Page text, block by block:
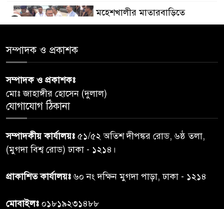
মহেশখালীর মাতারবাড়িতে
পৌঁছেছেন প্রধানমন্ত্রী
৬
গাজার ধ্বংসস্তূপে মিলল আরও ১৯
৭
কুলাউড়া সীমান্তে বিএসএফের
৮
নেওয়ার পর ভারতীয় নাগরিক আটক
৯
সম্পাদক ও প্রকাশক
সম্পাদক ও প্রকাশকঃ
মোঃ জাহাঙ্গীর হোসেন (দুলাল)
যোগাযোগ ঠিকানা
সম্পাদকীয় কার্যালয়ঃ ৫১/৫২ অতিশ দীপঙ্কর রোড, ৬ষ্ঠ তলা,
(মুগদা বিশ্ব রোড) ঢাকা - ১২১৪।
প্রাকাশিত কার্যালয়ঃ৬০ নং দক্ষিন মুগদা পাড়া, ঢাকা - ১২১৪
মোবাইলঃ ০১৮১৯২৩১৪৮৮